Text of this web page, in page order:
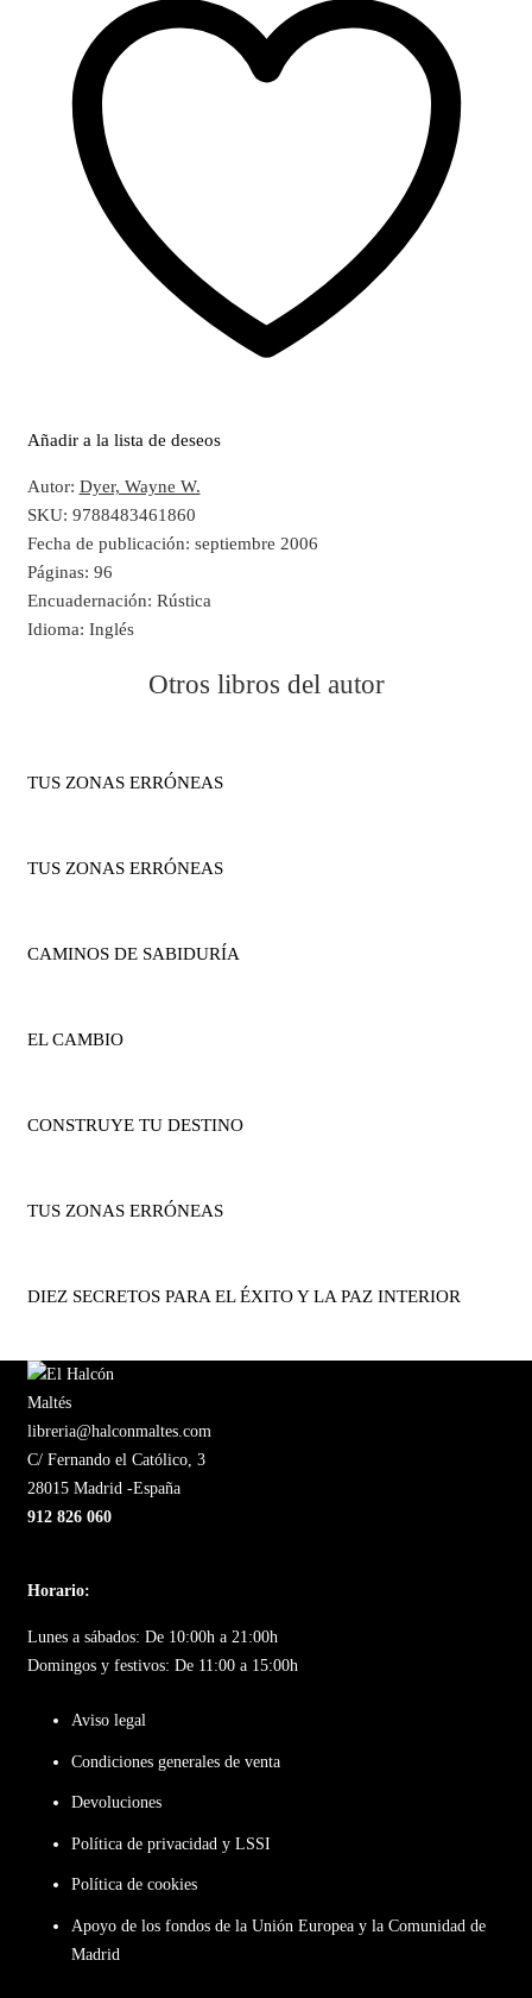
Añadir a la lista de deseos
Autor: Dyer, Wayne W.
SKU: 9788483461860
Fecha de publicación: septiembre 2006
Páginas: 96
Encuadernación: Rústica
Idioma: Inglés
Otros libros del autor
TUS ZONAS ERRÓNEAS
TUS ZONAS ERRÓNEAS
CAMINOS DE SABIDURÍA
EL CAMBIO
CONSTRUYE TU DESTINO
TUS ZONAS ERRÓNEAS
DIEZ SECRETOS PARA EL ÉXITO Y LA PAZ INTERIOR
libreria@halconmaltes.com
C/ Fernando el Católico, 3
28015 Madrid -España
912 826 060
Horario:
Lunes a sábados: De 10:00h a 21:00h
Domingos y festivos: De 11:00 a 15:00h
Aviso legal
Condiciones generales de venta
Devoluciones
Política de privacidad y LSSI
Política de cookies
Apoyo de los fondos de la Unión Europea y la Comunidad de
Madrid